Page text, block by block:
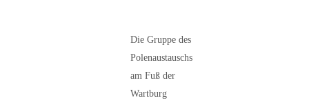
Die Gruppe des
Polenaustauschs
am Fuß der
Wartburg